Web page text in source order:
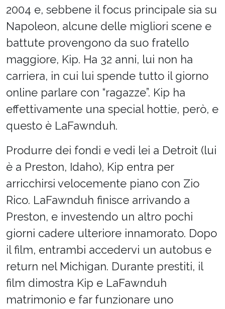
2004 e, sebbene il focus principale sia su
Napoleon, alcune delle migliori scene e
battute provengono da suo fratello
maggiore, Kip. Ha 32 anni, lui non ha
carriera, in cui lui spende tutto il giorno
online parlare con “ragazze”. Kip ha
effettivamente una special hottie, però, e
questo è LaFawnduh.
Produrre dei fondi e vedi lei a Detroit (lui
è a Preston, Idaho), Kip entra per
arricchirsi velocemente piano con Zio
Rico. LaFawnduh finisce arrivando a
Preston, e investendo un altro pochi
giorni cadere ulteriore innamorato. Dopo
il film, entrambi accedervi un autobus e
return nel Michigan. Durante prestiti, il
film dimostra Kip e LaFawnduh
matrimonio e far funzionare uno